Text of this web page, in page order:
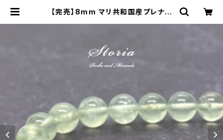
【完売】8mm マリ共和国産プレナイ